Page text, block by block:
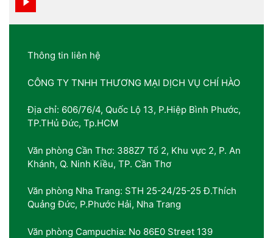
Thông tin liên hệ
CÔNG TY TNHH THƯƠNG MẠI DỊCH VỤ CHÍ HÀO
Địa chỉ: 606/76/4, Quốc Lộ 13, P.Hiệp Bình Phước,
TP.THủ Đức, Tp.HCM
Văn phòng Cần Thơ: 388Z7 Tổ 2, Khu vực 2, P. An
Khánh, Q. Ninh Kiều, TP. Cần Thơ
Văn phòng Nha Trang: STH 25-24/25-25 Đ.Thích
Quảng Đức, P.Phước Hải, Nha Trang
Văn phòng Campuchia: No 86E0 Street 139